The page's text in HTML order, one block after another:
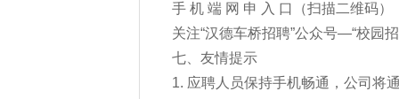
手 机 端 网 申 入 口（扫描
关注“汉德车桥招聘”公众号—“校园
七、友情提示
1. 应聘人员保持手机畅通，公司将